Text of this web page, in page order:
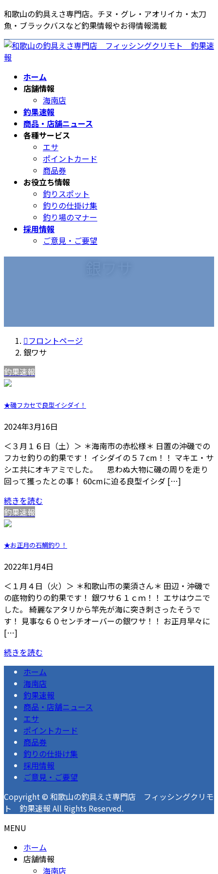
コ
ン
テ
ン
ツ
ナ
ビ
ゲ
ー
シ
和歌山の釣具えさ専門店。チヌ・グレ・アオリイカ・太刀
魚・ブラックバスなど釣果情報やお得情報満載
ホーム
店舗情報
海南店
釣果速報
商品・店舗ニュース
各種サービス
エサ
ポイントカード
商品券
お役立ち情報
釣りスポット
釣りの仕掛け集
釣り場のマナー
採用情報
ご意見・ご要望
フロントページ
銀ワサ
釣果速報
★磯フカセで良型イシダイ！
2024年3月16日
＜３月１６日（土）＞ ＊海南市の赤松様＊ 日置の沖磯での
フカセ釣りの釣果です！ イシダイの５７cm！！ マキエ・サ
シエ共にオキアミでした。 思わぬ大物に磯の周りを走り
回って獲ったとの事！ 60cmに迫る良型イシダ […]
続きを読む
釣果速報
★お正月の石鯛釣り！
2022年1月4日
＜１月４日（火）＞ ＊和歌山市の栗須さん＊ 田辺・沖磯で
の底物釣りの釣果です！ 銀ワサ６１ｃｍ！！ エサはウニで
した。 綺麗なアタリから竿先が海に突き刺さったそうで
す！ 見事な６０センチオーバーの銀ワサ！！ お正月早々に
[…]
続きを読む
ホーム
海南店
釣果速報
商品・店舗ニュース
エサ
ポイントカード
商品券
釣りの仕掛け集
採用情報
ご意見・ご要望
Copyright © 和歌山の釣具えさ専門店 フィッシングクリモ
ト 釣果速報 All Rights Reserved.
MENU
ホーム
店舗情報
海南店